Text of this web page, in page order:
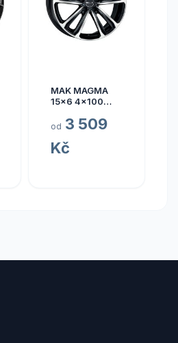
MAK MAGMA
15x6 4x100
od 3 509
Kč